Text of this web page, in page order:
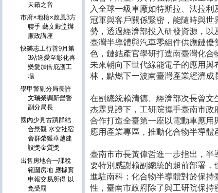
入全球一級車廠如特斯拉、法拉
冠軍與客戶關係緊密，能隨時與
勢，透過經濟部投入研發資源，
臺灣半導體與汽車零組件供應鏈
色，鏈結產官學研打造南臺灣化
未來朝向下世代綠能電子的應用
林，點燃下一波南臺灣產業經濟成
在副總統賴清德、經濟部次長曾
杰霖見證下，工研院攜手臺南市
合作打造全臺第一座以電動車應
應用產業專區，推動化合物半導體
臺南市市長黃偉哲進一步指出，
要特別感謝賴副總統的超前部署
進駐南科；化合物半導體對於保
性，臺南市政府除了與工研院保
天籟之音
市府×地檢×政風3方
聯手 藝文殿堂辦
廉政講座
快樂志工行善9月第
3站送愛至彰化喜
樂愛加倍庇護工
場
學甲警副分局長許
文瑞榮調新營警
副分局長
國內少見古蹟群結
合景觀 水交社宿
舍群榮獲卓越建
設獎金質獎
出售房地合一課稅
範圍房地 應據實
申報交易所得 以
免受罰